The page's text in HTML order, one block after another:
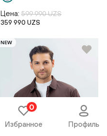
Цена: 599 990 UZS
359 990 UZS
NEW
Избранное
0
Профиль